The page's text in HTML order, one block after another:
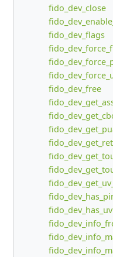
fido_dev_close
fido_dev_flags
fido_dev_free
fido_dev_has_uv